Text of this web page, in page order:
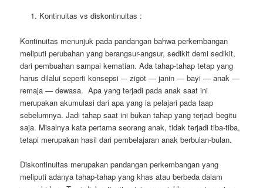
Kontinuitas vs diskontinuitas :
Kontinuitas menunjuk pada pandangan bahwa perkembangan
meliputi perubahan yang berangsur-angsur, sedikit demi sedikit,
dari pembuahan sampai kematian. Ada tahap-tahap tetap yang
harus dilalui seperti konsepsi –- zigot — janin — bayi — anak —
remaja — dewasa. Apa yang terjadi pada anak saat ini
merupakan akumulasi dari apa yang ia pelajari pada taap
sebelumnya. Jadi tahap saat ini bukan tahap yang terjadi begitu
saja. Misalnya kata pertama seorang anak, tidak terjadi tiba-tiba,
tetapi merupakan hasil dari pembelajaran anak berbulan-bulan.
Diskontinuitas merupakan pandangan perkembangan yang
meliputi adanya tahap-tahap yang khas atau berbeda dalam